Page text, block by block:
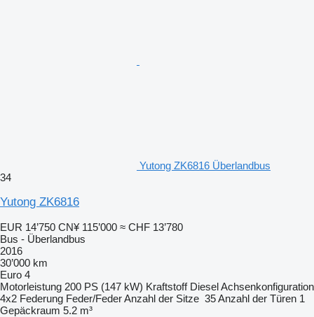
Yutong ZK6816 Überlandbus
34
Yutong ZK6816
EUR 14’750 CN¥ 115’000 ≈ CHF 13’780
Bus - Überlandbus
2016
30’000 km
Euro 4
Motorleistung 200 PS (147 kW) Kraftstoff DieselAchsenkonfiguration
4x2 Federung Feder/FederAnzahl der Sitze 35Anzahl der Türen 1
Gepäckraum 5.2 m³